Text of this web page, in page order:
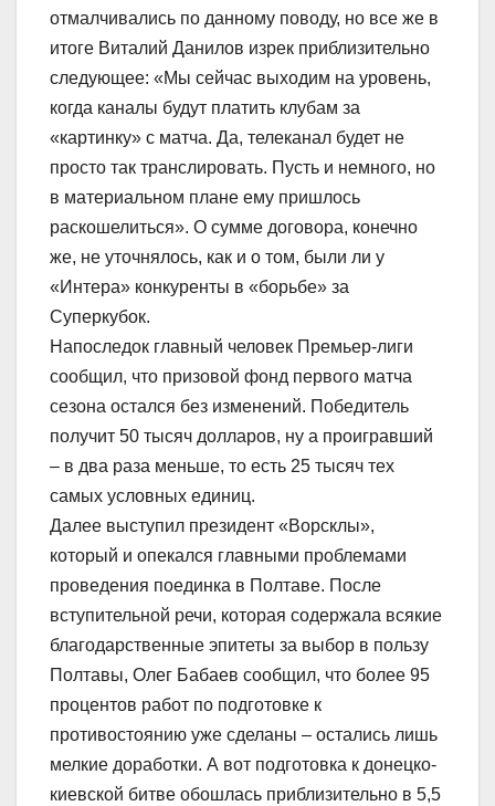
отмалчивались по данному поводу, но все же в
итоге Виталий Данилов изрек приблизительно
следующее: «Мы сейчас выходим на уровень,
когда каналы будут платить клубам за
«картинку» с матча. Да, телеканал будет не
просто так транслировать. Пусть и немного, но
в материальном плане ему пришлось
раскошелиться». О сумме договора, конечно
же, не уточнялось, как и о том, были ли у
«Интера» конкуренты в «борьбе» за
Суперкубок.
Напоследок главный человек Премьер-лиги
сообщил, что призовой фонд первого матча
сезона остался без изменений. Победитель
получит 50 тысяч долларов, ну а проигравший
– в два раза меньше, то есть 25 тысяч тех
самых условных единиц.
Далее выступил президент «Ворсклы»,
который и опекался главными проблемами
проведения поединка в Полтаве. После
вступительной речи, которая содержала всякие
благодарственные эпитеты за выбор в пользу
Полтавы, Олег Бабаев сообщил, что более 95
процентов работ по подготовке к
противостоянию уже сделаны – остались лишь
мелкие доработки. А вот подготовка к донецко-
киевской битве обошлась приблизительно в 5,5